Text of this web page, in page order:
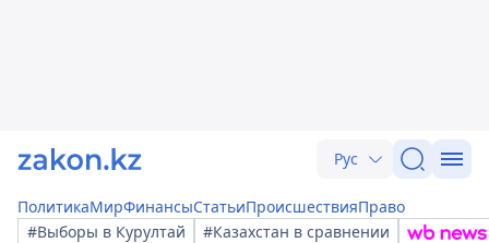
Рус
ПолитикаМирФинансыСтатьиПроисшествияПраво
#Выборы в Курултай
#Казахстан в сравнении